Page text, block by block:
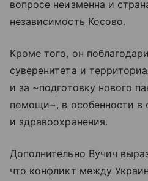
вопросе неизменна и
независимость Косово.
Кроме того, он
суверенитета и
и за ~подготовку нового
помощи~, в особенности в
и здравоохранения.
Дополнительно Вучич
что конфликт между